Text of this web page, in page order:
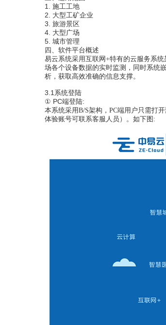
1. 施工工地
2. 大型工矿企业
3. 旅游景区
4. 大型广场
5. 城市管理
四、 软件平台概述
易云系统采用互联网 +特有的云服务系
场各个设备数据的实时监测， 同时系统
析，获取高效准确的信息支撑。
3.1系统登陆
① PC端登陆:
本系统采用B/S架构，PC端用户只需打
体验账号可联系客服人员）。 如下图 :